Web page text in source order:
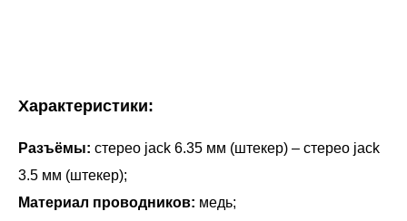
Характеристики:
Разъёмы: стерео jack 6.35 мм (штекер) – стерео jack
3.5 мм (штекер);
Материал проводников: медь;